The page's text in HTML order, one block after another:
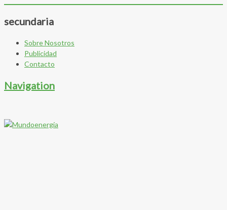
secundaria
Sobre Nosotros
Publicidad
Contacto
Navigation